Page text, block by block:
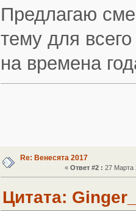
Предлагаю
тему для
на времена
Re: Венесята 2017
« Ответ #2 : 27 Марта
Цитата: